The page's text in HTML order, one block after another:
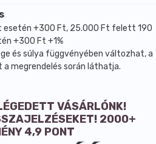
enyhülést hoz, és olyan
készült, mint a;
esetén +300 Ft, 25.000 Ft felett 190
+300 Ft +1%
és súlya függvényében változhat, a
megrendelés során láthatja.
VÁSÁRLÓNK!
2000+
4,9 PONT